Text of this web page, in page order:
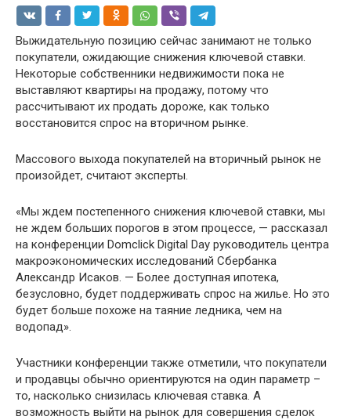
Выжидательную позицию сейчас занимают не только
покупатели, ожидающие снижения ключевой ставки.
Некоторые собственники недвижимости пока не
выставляют квартиры на продажу, потому что
рассчитывают их продать дороже, как только
восстановится спрос на вторичном рынке.
Массового выхода покупателей на вторичный рынок не
произойдет, считают эксперты.
«Мы ждем постепенного снижения ключевой ставки, мы
не ждем больших порогов в этом процессе, — рассказал
на конференции Domclick Digital Day руководитель центра
макроэкономических исследований Сбербанка
Александр Исаков. — Более доступная ипотека,
безусловно, будет поддерживать спрос на жилье. Но это
будет больше похоже на таяние ледника, чем на
водопад».
Участники конференции также отметили, что покупатели
и продавцы обычно ориентируются на один параметр –
то, насколько снизилась ключевая ставка. А
возможность выйти на рынок для совершения сделок